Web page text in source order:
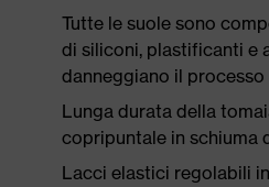
Tutte le suole sono
di siliconi, plastificanti e
danneggiano il
Lunga durata della
copripuntale in schiuma
Lacci elastici regolabili